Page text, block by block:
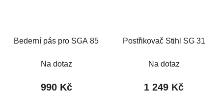
Bederní pás pro SGA 85
Na dotaz
990 Kč
Postřikovač Stihl SG 31
Na dotaz
1 249 Kč